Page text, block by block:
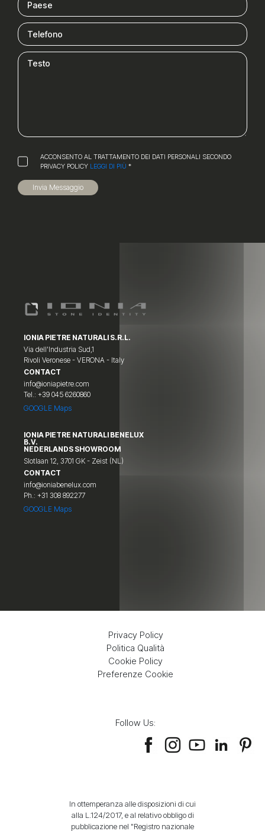
ACCONSENTO AL TRATTAMENTO DEI DATI PERSONALI SECONDO
PRIVACY POLICY LEGGI DI PIÙ *
Invia Messaggio
IONIA PIETRE NATURALI S.R.L.
Via dell'Industria Sud,1
Rivoli Veronese - VERONA - Italy
CONTACT
info@ioniapietre.com
Tel.: +39 045 6260860
GOOGLE Maps
IONIA PIETRE NATURALI BENELUX
B.V.
NEDERLANDS SHOWROOM
Slotlaan 12, 3701 GK - Zeist (NL)
CONTACT
info@ioniabenelux.com
Ph.: +31 308 892277
GOOGLE Maps
Privacy Policy
Politica Qualità
Cookie Policy
Preferenze Cookie
Follow Us:
In ottemperanza alle disposizioni di cui
alla L.124/2017, e al relativo obbligo di
pubblicazione nel "Registro nazionale